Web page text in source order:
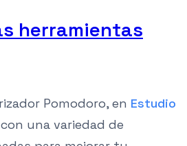
herramientas
Pomodoro, en Estudio
una variedad de